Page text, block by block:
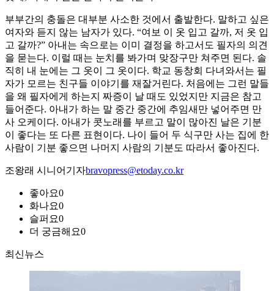
부부간의 충돌은 대부분 사소한 것에서 출발한다. 말하고 싶은
여자와 듣지 않는 남자가 있다. “여보 이 옷 입고 갈까, 저 옷 입
고 갈까?” 아내는 속으로는 이미 결정을 하고서도 필자의 의견
을 묻는다. 이럴 때는 눈치를 봐가며 맞장구만 쳐주면 된다. 솔
직히 내 눈에는 그 옷이 그 옷이다. 학교 동창회 다녀와서는 필
자가 모르는 친구들 이야기를 재잘거린다. 처음에는 그런 말들
을 왜 필자에게 하는지 짜증이 날 때도 있었지만 지금은 참고
들어준다. 아내가 하는 말 중간 중간에 추임새만 넣어주면 만
사 오케이다. 아내가 콧노래를 부르고 말이 많아진 날은 기분
이 좋다는 또 다른 표현이다. 나이 들어 두 식구만 사는 집에 한
사람이 기분 좋으면 나머지 사람의 기분도 따라서 좋아진다.
조왕래 시니어기자bravopress@etoday.co.kr
좋아요0
화나요0
슬퍼요0
더 궁금해요0
최신뉴스